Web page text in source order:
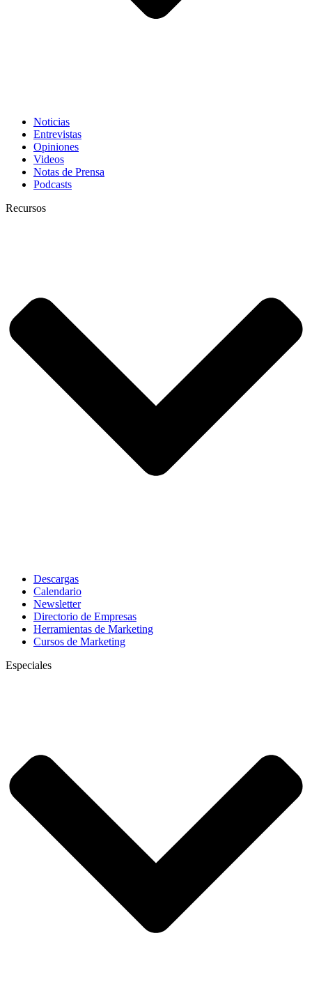
Noticias
Entrevistas
Opiniones
Videos
Notas de Prensa
Podcasts
Recursos
Descargas
Calendario
Newsletter
Directorio de Empresas
Herramientas de Marketing
Cursos de Marketing
Especiales